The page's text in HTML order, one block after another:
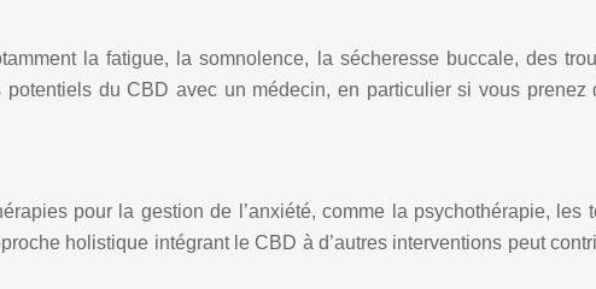
la fatigue, la somnolence, la sécheresse buccale, des
du CBD avec un médecin, en particulier si vous prenez
pour la gestion de l’anxiété, comme la psychothérapie,
holistique intégrant le CBD à d’autres interventions peut